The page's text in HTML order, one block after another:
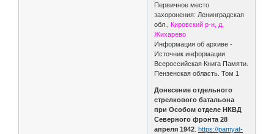
Первичное место
захоронения: Ленинградская
обл., Кировский р-н, д.
Жихарево
Информация об архиве -
Источник информации:
Всероссийская Книга Памяти.
Пензенская область. Том 1
Донесение отдельного
стрелкового батальона
при Особом отделе НКВД
Северного фронта 28
апреля 1942 .https://pamyat-